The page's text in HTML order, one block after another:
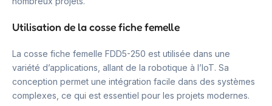
Utilisation de la cosse fiche femelle
La cosse fiche femelle FDD5-250 est utilisée dans une
variété d’applications, allant de la robotique à l’IoT. Sa
conception permet une intégration facile dans des systèmes
complexes, ce qui est essentiel pour les projets modernes.